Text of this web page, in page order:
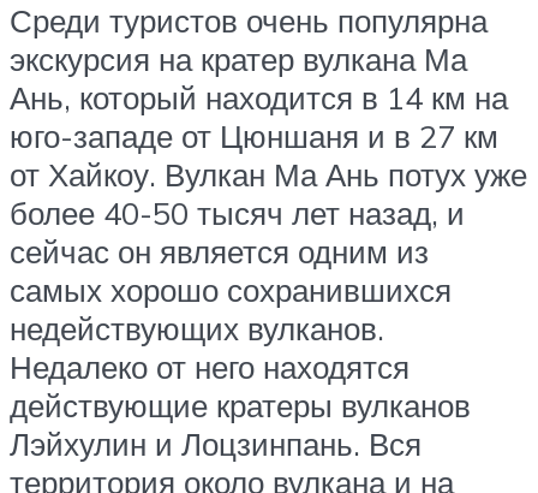
Среди туристов очень популярна
экскурсия на кратер вулкана Ма
Ань, который находится в 14 км на
юго-западе от Цюншаня и в 27 км
от Хайкоу. Вулкан Ма Ань потух уже
более 40-50 тысяч лет назад, и
сейчас он является одним из
самых хорошо сохранившихся
недействующих вулканов.
Недалеко от него находятся
действующие кратеры вулканов
Лэйхулин и Лоцзинпань. Вся
территория около вулкана и на